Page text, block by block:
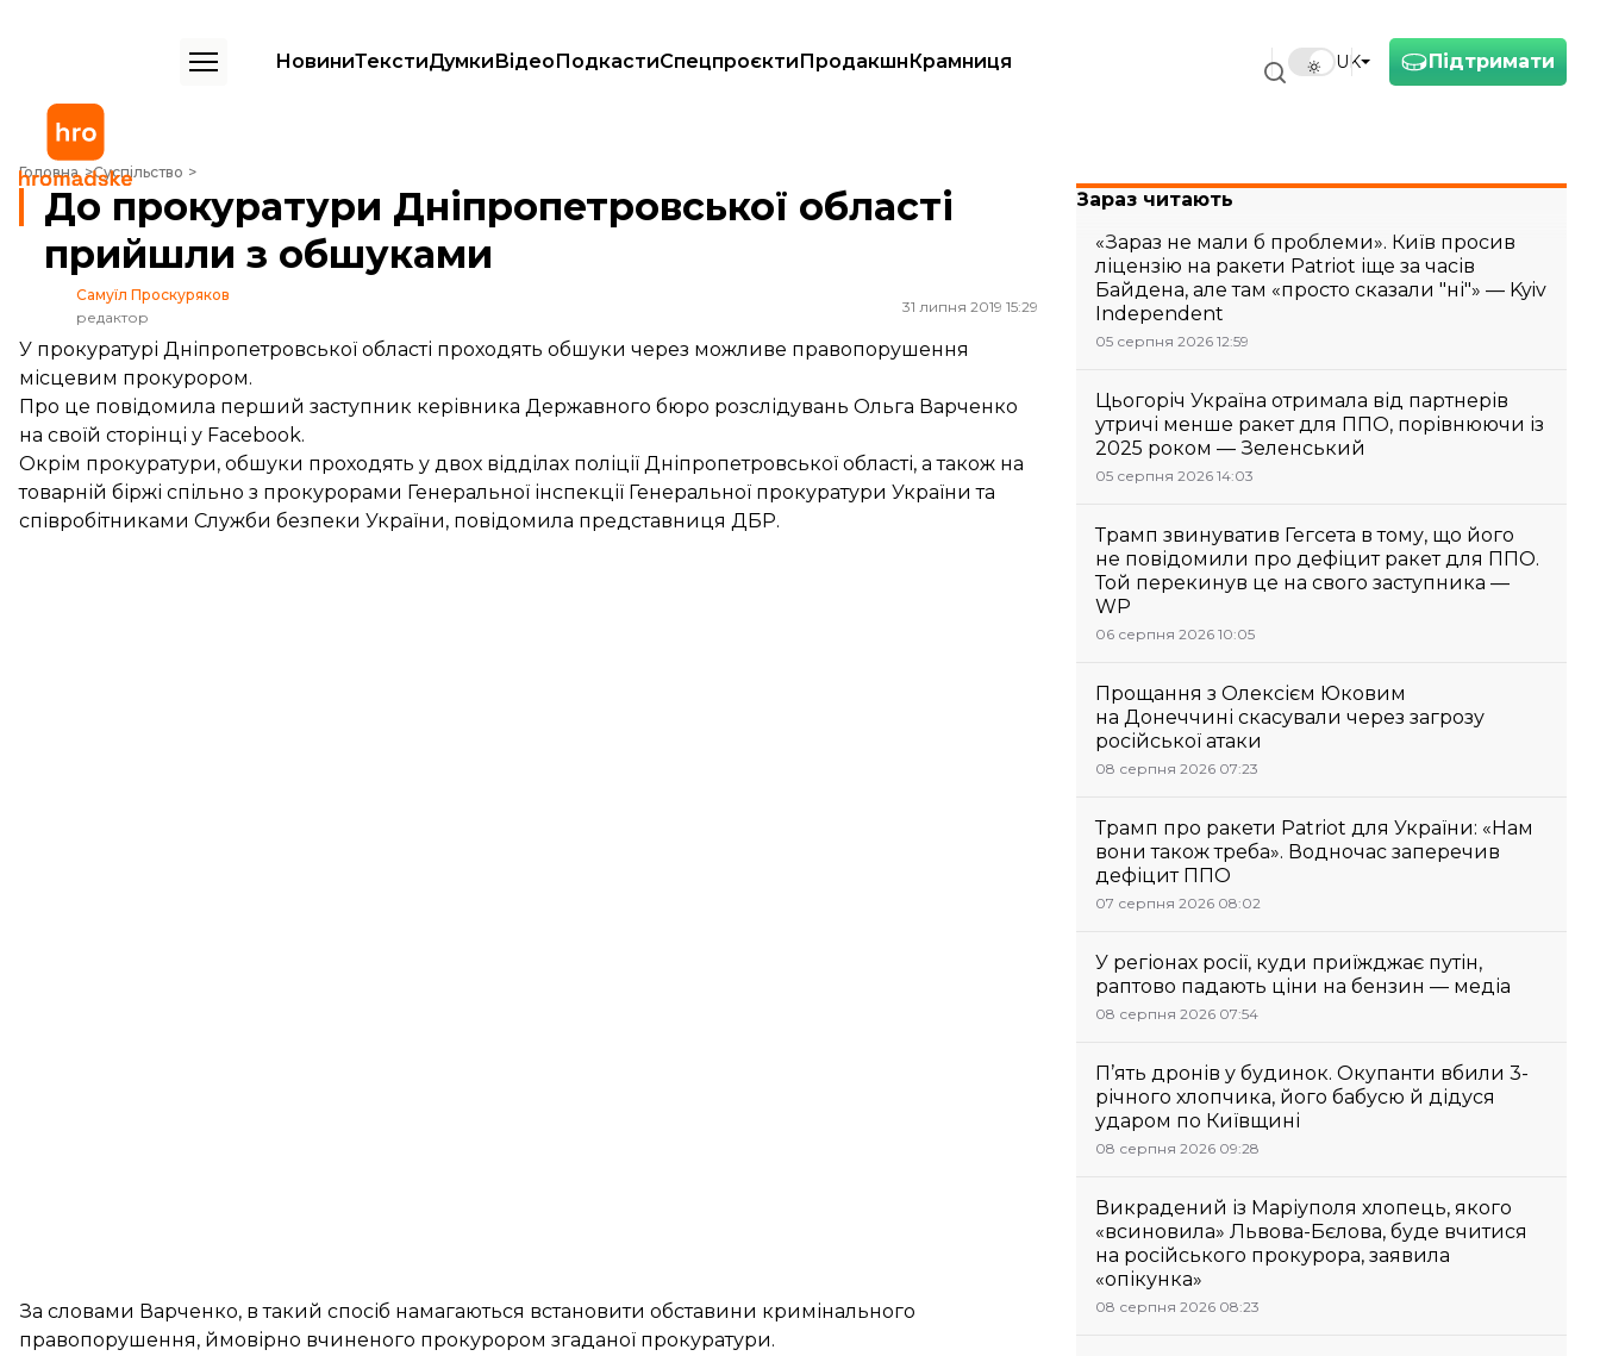
Підтримати
UK
НовиниТекстиДумкиВідеоПодкастиСпецпроєктиПродакшнКрамниця
Головна Суспільство
До прокуратури Дніпропетровської області прийшли з обшуками
До прокуратури Дніпропетровської області
прийшли з обшуками
Самуїл Проскуряков
редактор
31 липня 2019 15:29
У прокуратурі Дніпропетровської області проходять обшуки через можливе правопорушення
місцевим прокурором.
Про це повідомила перший заступник керівника Державного бюро розслідувань Ольга Варченко
на своїй сторінці у Facebook.
Окрім прокуратури, обшуки проходять у двох відділах поліції Дніпропетровської області, а також на
товарній біржі спільно з прокурорами Генеральної інспекції Генеральної прокуратури України та
співробітниками Служби безпеки України, повідомила представниця ДБР.
За словами Варченко, в такий спосіб намагаються встановити обставини кримінального
правопорушення, ймовірно вчиненого прокурором згаданої прокуратури.
Зараз читають
«Зараз не мали б проблеми». Київ просив
ліцензію на ракети Patriot іще за часів
Байдена, але там «просто сказали "ні"» — Kyiv
Independent
05 серпня 2026 12:59
Цьогоріч Україна отримала від партнерів
утричі менше ракет для ППО, порівнюючи із
2025 роком — Зеленський
05 серпня 2026 14:03
Трамп звинуватив Гегсета в тому, що його
не повідомили про дефіцит ракет для ППО.
Той перекинув це на свого заступника —
WP
06 серпня 2026 10:05
Прощання з Олексієм Юковим
на Донеччині скасували через загрозу
російської атаки
08 серпня 2026 07:23
Трамп про ракети Patriot для України: «Нам
вони також треба». Водночас заперечив
дефіцит ППО
07 серпня 2026 08:02
У регіонах росії, куди приїжджає путін,
раптово падають ціни на бензин — медіа
08 серпня 2026 07:54
П’ять дронів у будинок. Окупанти вбили 3-
річного хлопчика, його бабусю й дідуся
ударом по Київщині
08 серпня 2026 09:28
Викрадений із Маріуполя хлопець, якого
«всиновила» Львова-Бєлова, буде вчитися
на російського прокурора, заявила
«опікунка»
08 серпня 2026 08:23